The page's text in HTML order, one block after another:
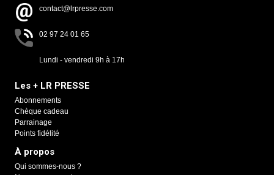
contact@lrpresse.com
02 97 24 01 65
Lundi - vendredi 9h à 17h
Les + LR PRESSE
Abonnements
Chèque cadeau
Parrainage
Points fidélité
À propos
Qui sommes-nous ?